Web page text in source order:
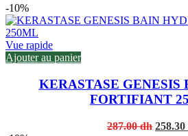
-10%
Vue rapide
Ajouter au panier
KERASTASE GENESIS
FORTIFIANT
287.00dh 258.30